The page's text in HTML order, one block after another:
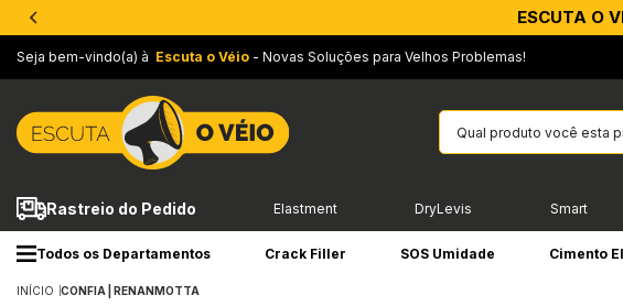
ESCUTA O
Seja bem-vindo(a) à Escuta o Véio - Novas Soluções para Velhos Problemas!
Rastreio do Pedido Elastment DryLevis Smart
Todos os Departamentos Crack Filler SOS Umidade Cimento
INÍCIO CONFIA | RENANMOTTA